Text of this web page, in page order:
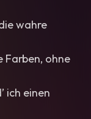
wahre
Farben, ohne
ich einen